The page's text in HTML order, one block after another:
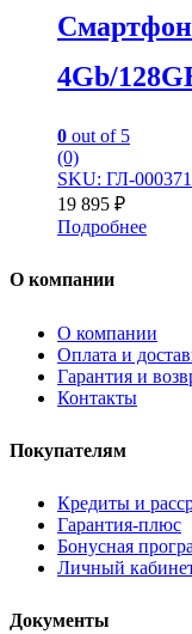
Смартфон
4Gb/
0 out of 5
(0)
SKU: ГЛ-
19 895 ₽
Подробнее
О компании
О компании
Оплата и
Гарантия и
Контакты
Покупателям
Кредиты и
Гарантия-плюс
Бонусная
Личный
Документы